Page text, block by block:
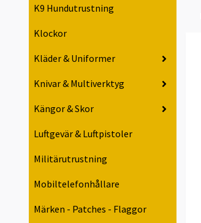
K9 Hundutrustning
Klockor
Kläder & Uniformer
Knivar & Multiverktyg
Kängor & Skor
Luftgevär & Luftpistoler
Militärutrustning
Mobiltelefonhållare
Märken - Patches - Flaggor